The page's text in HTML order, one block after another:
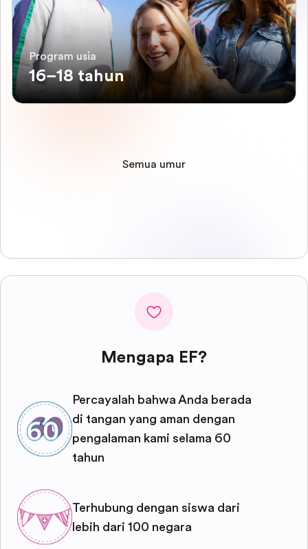
Program usia
16–18 tahun
Semua umur
Mengapa EF?
Percayalah bahwa Anda berada
di tangan yang aman dengan
pengalaman kami selama 60
tahun
Terhubung dengan siswa dari
lebih dari 100 negara